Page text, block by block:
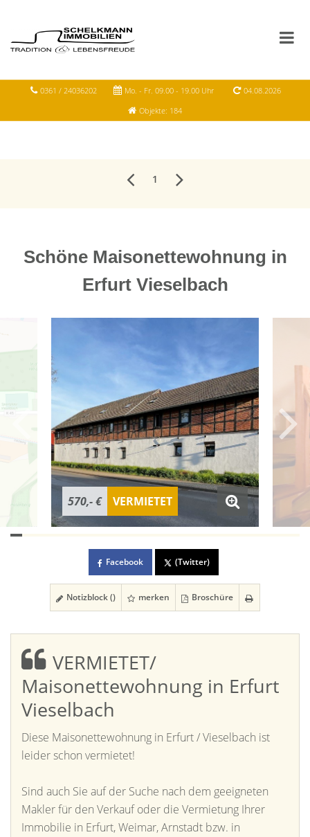
0361 / 24036202 Mo. - Fr. 09.00 - 19.00 Uhr
04.08.2026
Objekte: 184
1
Schöne Maisonettewohnung in
Erfurt Vieselbach
570,- € VERMIETET
Facebook (Twitter)
Notizblock () merken Broschüre
VERMIETET/
Maisonettewohnung in Erfurt
Vieselbach
Diese Maisonettewohnung in Erfurt / Vieselbach ist
leider schon vermietet!
Sind auch Sie auf der Suche nach dem geeigneten
Makler für den Verkauf oder die Vermietung Ihrer
Immobilie in Erfurt, Weimar, Arnstadt bzw. in